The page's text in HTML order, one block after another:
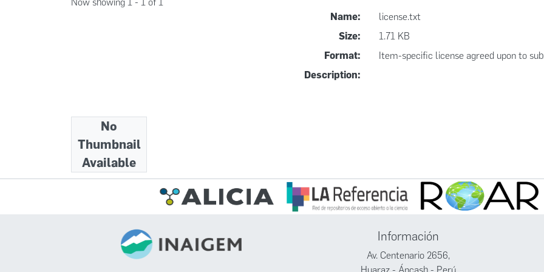
No
Thumbnail
Available
Name:
license.txt
Size:
1.71 KB
Format:
Item-specific license agreed upon to
Description:
Collections
Folletos
Información
Av. Centenario 2656,